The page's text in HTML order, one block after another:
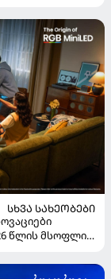
ᲡᲮᲕᲐ ᲡᲐᲮᲔᲝᲑᲔᲑᲘ
წლის მსოფლიო